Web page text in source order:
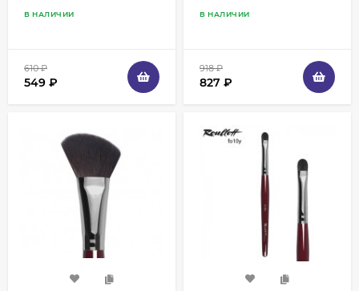
В НАЛИЧИИ
610₽
549 ₽
В НАЛИЧИИ
918₽
827 ₽